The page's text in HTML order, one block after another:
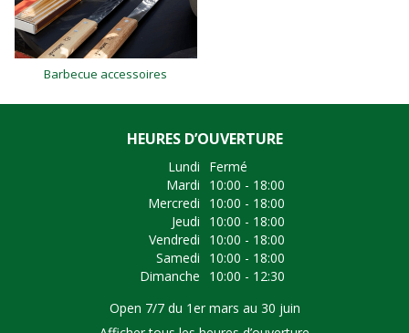
Barbecue accessoires
HEURES D’OUVERTURE
Lundi
Fermé
Mardi
10:00 - 18:00
Mercredi
10:00 - 18:00
Jeudi
10:00 - 18:00
Vendredi
10:00 - 18:00
Samedi
10:00 - 18:00
Dimanche
10:00 - 12:30
Open 7/7 du 1er mars au 30 juin